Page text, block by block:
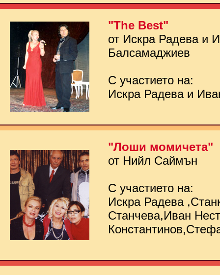
"The Best"
от Искра Радева и
Балсамаджиев
С участието на:
Искра Радева и
"Лоши момичета"
от Нийл Саймън
С участието на:
Искра Радева
Станчева,Иван